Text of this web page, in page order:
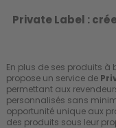
Private Label :
En plus de ses produits à
propose un service de
permettant aux
personnalisés sans
opportunité unique aux
des produits sous leur